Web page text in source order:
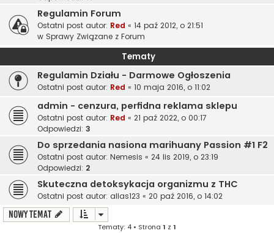
Regulamin Forum
Ostatni post autor: Red « 14 paź 2012, o 21:51
w Sprawy Związane z Forum
Tematy
Regulamin Działu - Darmowe Ogłoszenia
Ostatni post autor: Red « 10 maja 2016, o 11:02
admin - cenzura, perfidna reklama sklepu
Ostatni post autor: Red « 21 paź 2022, o 00:17
Odpowiedzi: 3
Do sprzedania nasiona marihuany Passion #1 F2
Ostatni post autor: Nemesis « 24 lis 2019, o 23:19
Odpowiedzi: 2
Skuteczna detoksykacja organizmu z THC
Ostatni post autor: allas123 « 20 paź 2016, o 14:02
NOWY TEMAT
Tematy: 4 • Strona 1 z 1